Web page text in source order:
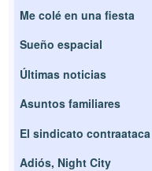
Me colé en una fiesta
Sueño espacial
Últimas noticias
Asuntos familiares
El sindicato contraataca
Adiós, Night City